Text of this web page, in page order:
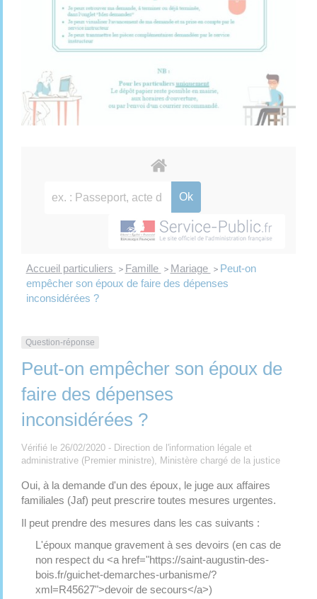
Accueil particuliers > Famille > Mariage > Peut-on
empêcher son époux de faire des dépenses
inconsidérées ?
Question-réponse
Peut-on empêcher son époux de
faire des dépenses
inconsidérées ?
Vérifié le 26/02/2020 - Direction de l'information légale et
administrative (Premier ministre), Ministère chargé de la justice
Oui, à la demande d'un des époux, le juge aux affaires
familiales (Jaf) peut prescrire toutes mesures urgentes.
Il peut prendre des mesures dans les cas suivants :
L'époux manque gravement à ses devoirs (en cas de
non respect du <a href="https://saint-augustin-des-
bois.fr/guichet-demarches-urbanisme/?
xml=R45627">devoir de secours</a>)